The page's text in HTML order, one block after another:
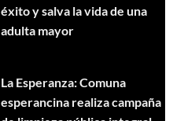
éxito y salva la vida de una
adulta mayor
La Esperanza: Comuna
esperancina realiza campaña